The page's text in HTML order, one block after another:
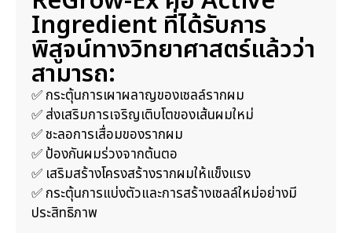
Ingredient ที่ได้รับการ
พิสูจน์ทางวิทยาศาสตร์แล้วว่า
สามารถ:
✅ กระตุ้นการเผาผลาญของเซลล์รากผม
✅ ส่งเสริมการเจริญเติบโตของเส้นผมใหม่
✅ ชะลอการเสื่อมของรากผม
✅ ป้องกันผมร่วงจากต้นตอ
✅ เสริมสร้างโครงสร้างรากผมให้แข็งแรง
✅ กระตุ้นการแบ่งตัวและการสร้างเซลล์ใหม่อย่างมี
ประสิทธิภาพ